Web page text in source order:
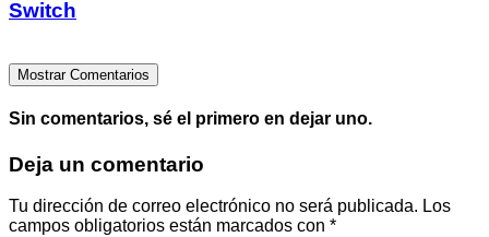
Switch
Mostrar Comentarios
Sin comentarios, sé el primero en dejar uno.
Deja un comentario
Tu dirección de correo electrónico no será publicada. Los
campos obligatorios están marcados con *